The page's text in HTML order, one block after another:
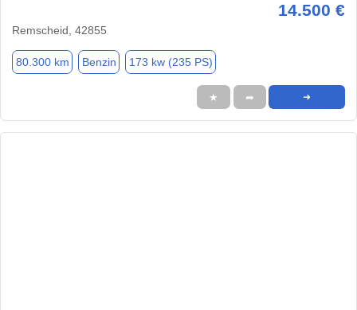
14.500 €
Remscheid, 42855
80.300 km Benzin 173 kw (235 PS)
★ ➦ ➜